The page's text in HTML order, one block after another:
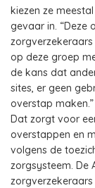
kiezen ze
gevaar in. “Deze
op deze groep
de kans dat
sites, er geen
overstap maken.”
Dat zorgt voor
overstappen en
volgens de
zorgsysteem. De